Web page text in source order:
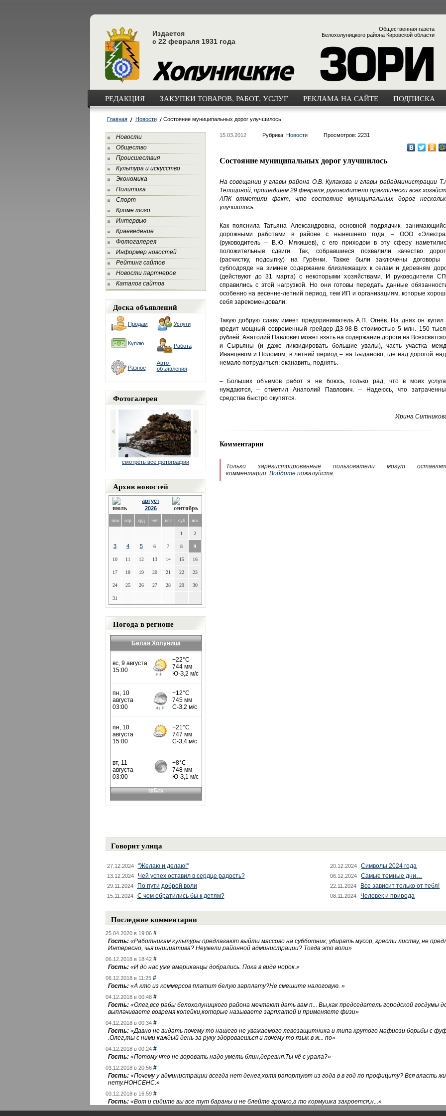
Издается
с 22 февраля 1931 года
Общественная газета
Белохолуницкого района Кировской области
РЕДАКЦИЯ ЗАКУПКИ ТОВАРОВ, РАБОТ, УСЛУГ РЕКЛАМА НА САЙТЕ ПОДПИСКА
Главная Новости Состояние муниципальных дорог улучшилось
Новости
Общество
Происшествия
Культура и искусство
Экономика
Политика
Спорт
Кроме того
Интервью
Краеведение
Фотогалерея
Информер новостей
Рейтинг сайтов
Новости партнеров
Каталог сайтов
Доска объявлений
Продам Услуги
Куплю Работа
Разное
Авто-
объявления
Фотогалерея
смотреть все фотографии
Архив новостей
август
2026
пон втр срд чет пят суб вск
1 2
3 4 5 6 7 8 9
10 11 12 13 14 15 16
17 18 19 20 21 22 23
24 25 26 27 28 29 30
31
Погода в регионе
Белая Холуница
15.03.2012 Рубрика: Новости Просмотров: 2231
Состояние муниципальных дорог улучшилось
На совещании у главы района О.В. Кулакова и главы райадминистрации
Телициной, прошедшем 29 февраля, руководители практически всех
АПК отметили факт, что состояние муниципальных дорог
улучшилось.
Как пояснила Татьяна Александровна, основной подрядчик,
дорожными работами в районе с нынешнего года, – ООО
(руководитель – В.Ю. Мякишев), с его приходом в эту сферу
положительные сдвиги. Так, собравшиеся похвалили качество
(расчистку, подсыпку) на Гурёнки. Также были заключены договоры
субподряде на зимнее содержание близлежащих к селам и деревням
(действуют до 31 марта) с некоторыми хозяйствами. И руководители
справились с этой нагрузкой. Но они готовы передать данные
особенно на весенне-летний период, тем ИП и организациям, которые
себя зарекомендовали.
Такую добрую славу имеет предприниматель А.П. Огнёв. На днях он купил
кредит мощный современный грейдер ДЗ-98-В стоимостью 5 млн. 150
рублей. Анатолий Павлович может взять на содержание дороги на
и Сырьяны (и даже ликвидировать большие увалы), часть участка
Иванцевом и Поломом; в летний период – на Быданово, где над дорогой
немало потрудиться: оканавить, поднять.
– Больших объемов работ я не боюсь, только рад, что в моих
нуждаются, – отметил Анатолий Павлович. – Надеюсь, что
средства быстро окупятся.
Ирина
Комментарии
Только зарегистрированные пользователи могут
комментарии. Войдитепожалуйста.
Говорит улица
27.12.2024 "Желаю и делаю!" 20.12.2024 Символы 2024 года
13.12.2024 Чей успех оставил в сердце радость? 06.12.2024 Самые темные дни…
29.11.2024 По пути доброй воли 22.11.2024 Все зависит только от тебя!
15.11.2024 С чем обратились бы к детям? 08.11.2024 Человек и природа
Последние комментарии
25.04.2020 в 19:06 #
Гость: «Работникам культуры предлагают выйти массово на субботник, убирать мусор, грести листву, не
Интересно, чья инициатива? Неужели районной администрации? Тогда это вопи»
06.12.2018 в 18:42 #
Гость: «И до нас уже американцы добрались. Пока в виде норок.»
06.12.2018 в 11:25 #
Гость: «А кто из коммерсов платит белую зарплату?Не смешите налоговую. »
04.12.2018 в 00:48 #
Гость: «Олег,все рабы белохолуницкого района мечтают дать вам п... Вы,как председатель городской госдумы
выплачиваете вовремя копейки,которые называете зарплатой и применяете физи»
04.12.2018 в 00:34 #
Гость: «Давно не видать почему то нашего не уважаемого левозащитника и типа крутого мафиози борьбы с
.Олег,ты с ними каждый день за руку здороваешься и почему то язык в ж... по»
04.12.2018 в 00:24 #
Гость: «Потому что не воровать надо уметь блин,деревня.Ты чё с урала?»
03.12.2018 в 20:56 #
Гость: «Почему у администрации всегда нет денег,хотя рапортуют из года в в год по профициту? Вся власть
нету.НОНСЕНС.»
03.12.2018 в 16:59 #
Гость: «Вот и сидите вы все тут бараны и не блейте громко,а то кормушка закроется,н...»